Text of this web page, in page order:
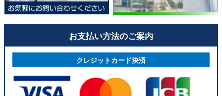
お支払い方法のご案内
クレジットカード決済